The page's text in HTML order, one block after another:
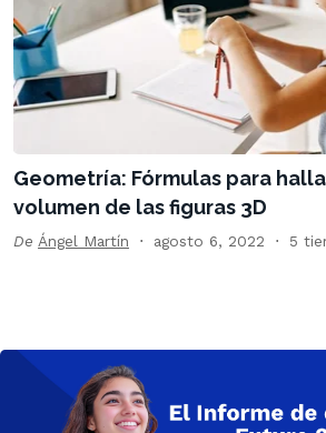
Geometría: Fórmulas para
volumen de las figuras 3D
De Ángel Martín agosto 6, 2022 5